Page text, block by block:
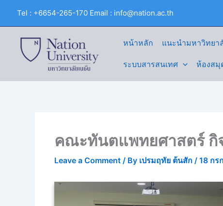
Tel : +6654-265-170 Email : info@nation.ac.th
หน้าหลัก แนะนำมหาวิทยา
ระบบสารสนเทศ ห้องสมุ
คณะทันตแพทยศาสตร์ กิ
Leave a Comment / By เปรมฤทัย ต้นสัก / 18 กร